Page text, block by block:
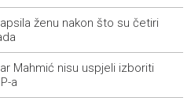
ženu nakon što su četiri
Mahmić nisu uspjeli izboriti
a